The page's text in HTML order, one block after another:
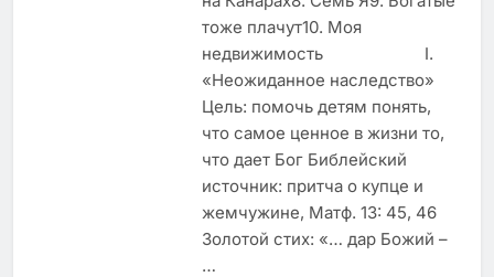
тоже плачут10. Моя
недвижимость I.
«Неожиданное наследство»
Цель: помочь детям понять,
что самое ценное в жизни то,
что дает Бог Библейский
источник: притча о купце и
жемчужине, Матф. 13: 45, 46
Золотой стих: «… дар Божий –
…